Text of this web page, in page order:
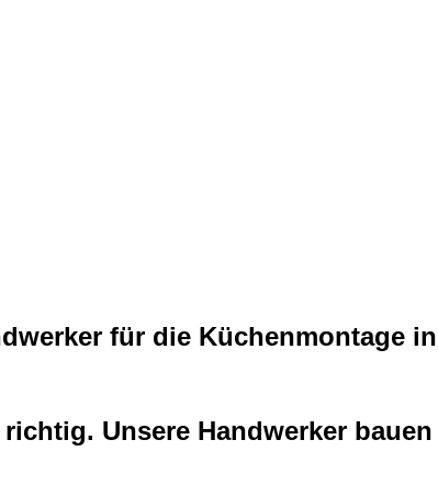
für die Küchenmontage
richtig. Unsere Handwerker